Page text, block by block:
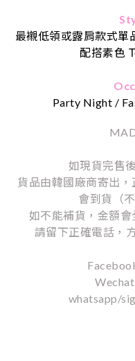
最襯低領或露肩款式單
配搭素色
Party Night /
如現貨完售
貨品由韓國廠商寄出
會到貨（
如不能補貨，金額
請留下正確電話，
whatsapp/